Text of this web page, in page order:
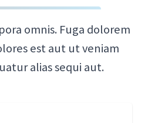
omnis. Fuga dolorem
est aut ut veniam
alias sequi aut.